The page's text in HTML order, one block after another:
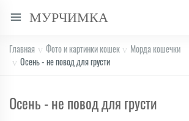
МУРЧИМКА
Главная Фото и картинки кошек
Морда кошечки
Осень - не повод для грусти
Осень - не повод для грусти